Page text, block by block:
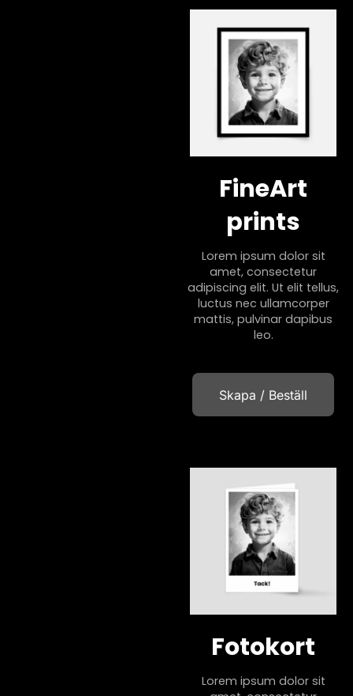
FineArt
prints
Lorem ipsum dolor sit
amet, consectetur
adipiscing elit. Ut elit tellus,
luctus nec ullamcorper
mattis, pulvinar dapibus
leo.
Skapa / Beställ
Fotokort
Lorem ipsum dolor sit